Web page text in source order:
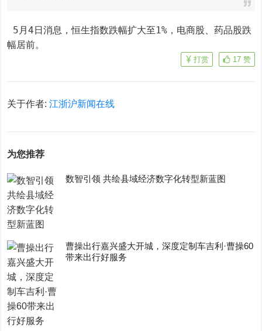
幅居前。
17 赞
打赏
关于作者:江浙沪新闻在线
为您推荐
数智引领 共绘县域经济数字化转型新蓝图
曹操出行嘉兴盛大开城，深度定制车吉利·曹操60
带来出行好服务